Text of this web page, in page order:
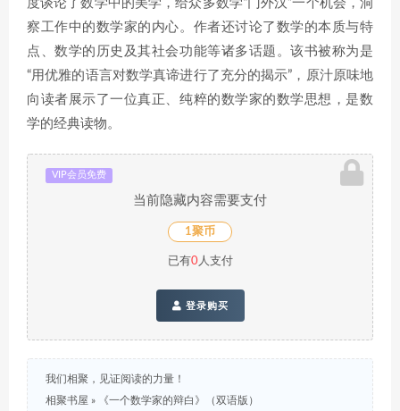
度谈论了数学中的美学，给众多数学“门外汉”一个机会，洞
察工作中的数学家的内心。作者还讨论了数学的本质与特
点、数学的历史及其社会功能等诸多话题。该书被称为是
“用优雅的语言对数学真谛进行了充分的揭示”，原汁原味地
向读者展示了一位真正、纯粹的数学家的数学思想，是数
学的经典读物。
VIP会员免费
当前隐藏内容需要支付
1聚币
已有0人支付
登录购买
我们相聚，见证阅读的力量！
相聚书屋 » 《一个数学家的辩白》（双语版）